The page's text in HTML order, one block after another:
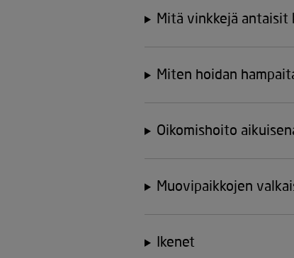
Mitä vinkkejä antaisit
Miten hoidan
Oikomishoito
Muovipaikkojen
Ikenet